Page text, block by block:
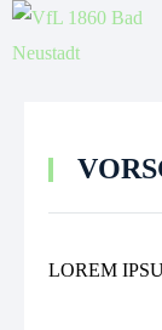
LOREM